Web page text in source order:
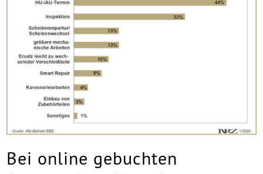
Bei online gebuchten